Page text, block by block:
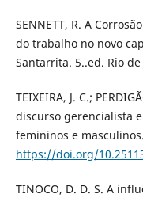
SENNETT, R. A
do trabalho no novo
Santarrita. 5..ed. Rio
TEIXEIRA, J. C.;
discurso gerencialista
femininos e
https://doi.org/
TINOCO, D. D. S. A